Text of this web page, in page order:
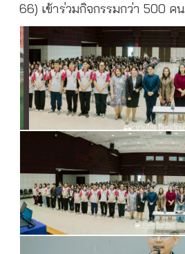
66) เข้าร่วมกิจกรรมกว่า 500 คน